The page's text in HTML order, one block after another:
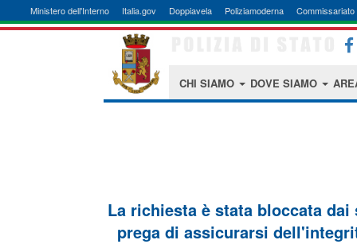
Ministero dell'Interno Italia.gov Doppiavela Poliziamoderna Commissariato
CHI SIAMO DOVE SIAMO
La richiesta è stata bloccata
prega di assicurarsi